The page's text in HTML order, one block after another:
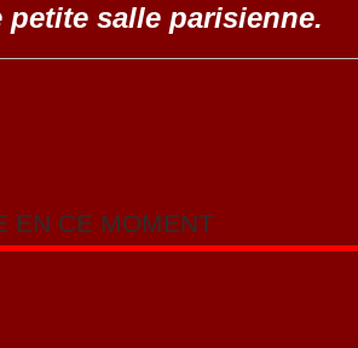
salle parisienne.
EN CE MOMENT